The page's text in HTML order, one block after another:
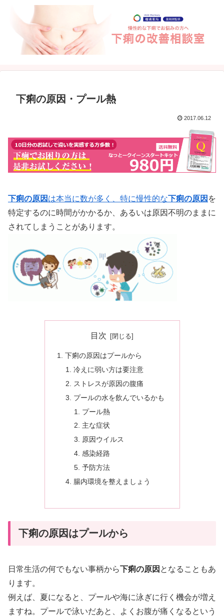
下痢の原因・プール熱
2017.06.12
下痢の原因 は本当に数が多く、特に慢性的な下痢の原因 を
特定するのに時間がかかるか、あるいは原因不明のままに
されてしまうことがあります。
目次
下痢の原因はプールから
冷えに弱い方は要注意
ストレスが原因の腹痛
プールの水を飲んでいるかも
プール熱
主な症状
原因ウイルス
感染経路
予防方法
腸内環境を整えましょう
下痢の原因はプールから
日常生活の何でもない事柄から下痢の原因 となることもあ
ります。
例えば、夏になると、プールや海に泳ぎに行く機会が増え
ますね。プールで泳いだあと、よくお腹が痛くなるという